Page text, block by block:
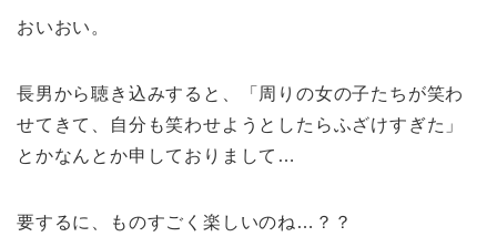
おいおい。
長男から聴き込みすると、「周りの女の子たちが笑わ
せてきて、自分も笑わせようとしたらふざけすぎた」
とかなんとか申しておりまして…
要するに、ものすごく楽しいのね…？？